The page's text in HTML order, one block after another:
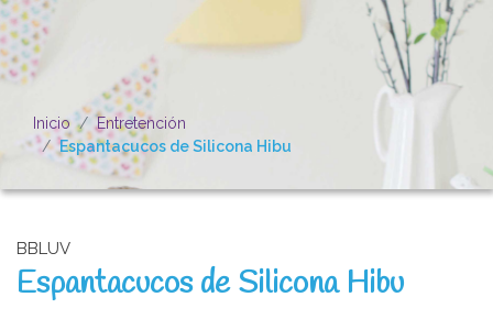
Inicio
Entretención
Espantacucos de Silicona Hibu
BBLUV
Espantacucos de Silicona Hibu